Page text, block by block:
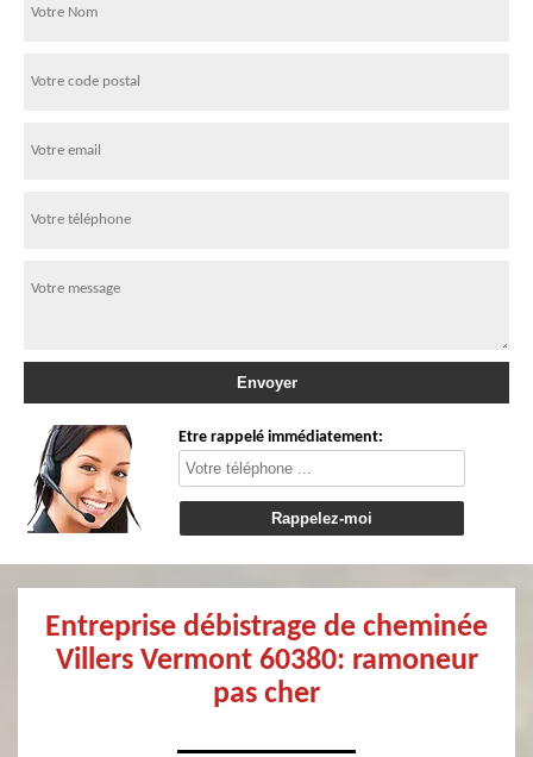
Etre rappelé immédiatement:
Entreprise débistrage de cheminée
Villers Vermont 60380: ramoneur
pas cher